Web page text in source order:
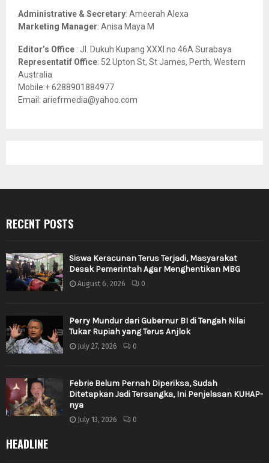
Administrative & Secretary: Ameerah Alexa
Marketing Manager: Anisa Maya M
Editor’s Office : Jl. Dukuh Kupang XXXI no.46A Surabaya
Representatif Office: 52 Upton St, St James, Perth, Western
Australia
Mobile:+ 6288901884977
Email: ariefrmedia@yahoo.com
RECENT POSTS
Siswa Keracunan Terus Terjadi, Masyarakat
Desak Pemerintah Agar Menghentikan MBG
August 6, 2026 0
Perry Mundur dari Gubernur BI di Tengah Nilai
Tukar Rupiah yang Terus Anjlok
July 27, 2026 0
Febrie Belum Pernah Diperiksa, Sudah
Ditetapkan Jadi Tersangka, Ini Penjelasan KUHAP-
nya
July 13, 2026 0
HEADLINE